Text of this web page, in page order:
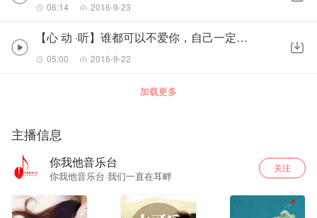
06:14 2016-9-23
【心 动 ·听】谁都可以不爱你，自己一定要爱自己
05:00 2016-9-22
加载更多
主播信息
你我他音乐台
你我他音乐台 我们一直在耳畔
关注